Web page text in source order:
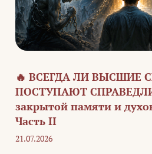
🔥 ВСЕГДА ЛИ ВЫСШИЕ
ПОСТУПАЮТ
закрытой памяти и
Часть II
21.07.2026